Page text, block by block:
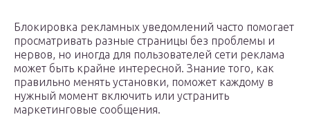
Блокировка рекламных уведомлений часто помогает
просматривать разные страницы без проблемы и
нервов, но иногда для пользователей сети реклама
может быть крайне интересной. Знание того, как
правильно менять установки, поможет каждому в
нужный момент включить или устранить
маркетинговые сообщения.